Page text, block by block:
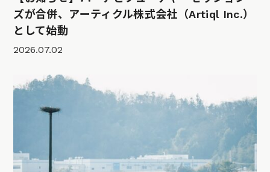
ズが合併、アーティクル株式会社（Artiql Inc.）
として始動
2026.07.02